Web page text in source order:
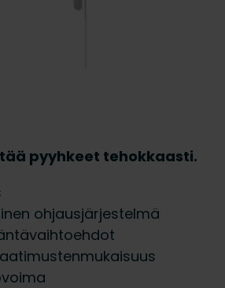
pyyhkeet tehokkaasti.
ohjausjärjestelmä